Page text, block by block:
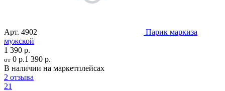
Арт. 4902
Парик маркиза
мужской
1 390 р.
от 0 р.1 390 р.
В наличии на маркетплейсах
2 отзыва
21